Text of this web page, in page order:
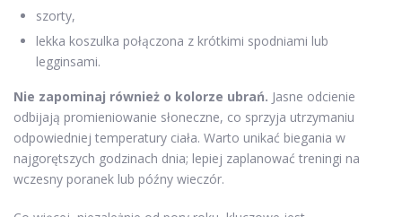
szorty,
lekka koszulka połączona z krótkimi spodniami lub
legginsami.
Nie zapominaj również o kolorze ubrań. Jasne odcienie
odbijają promieniowanie słoneczne, co sprzyja utrzymaniu
odpowiedniej temperatury ciała. Warto unikać biegania w
najgorętszych godzinach dnia; lepiej zaplanować treningi na
wczesny poranek lub późny wieczór.